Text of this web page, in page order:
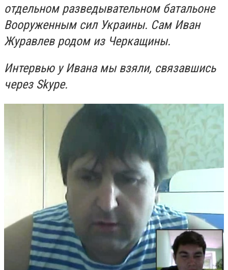
отдельном разведывательном батальоне
Вооруженным сил Украины. Сам Иван
Журавлев родом из Черкащины.
Интервью у Ивана мы взяли, связавшись
через Skype.